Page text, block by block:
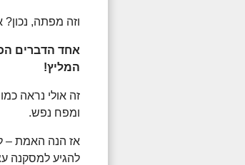
וזה מפתה,
אחד הדברים
המליץ!
זה אולי נראה
ומפח נפש.
אז הנה האמת –
להגיע למסקנה